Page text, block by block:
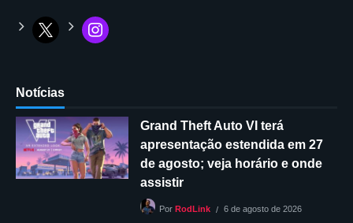
Notícias
Grand Theft Auto VI terá
apresentação estendida em 27
de agosto; veja horário e onde
assistir
Por RodLink 6 de agosto de 2026